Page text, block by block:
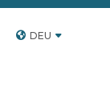
DEU